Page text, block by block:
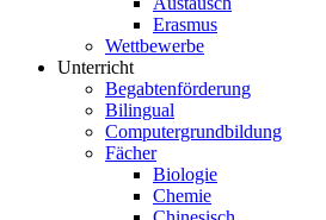
Erasmus
Wettbewerbe
Unterricht
Begabtenförderung
Bilingual
Computergrundbildung
Fächer
Biologie
Chemie